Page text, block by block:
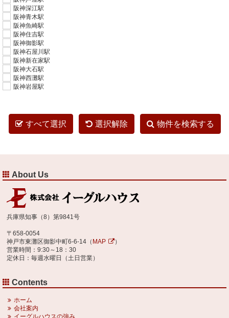
阪神深江駅
阪神青木駅
阪神魚崎駅
阪神住吉駅
阪神御影駅
阪神石屋川駅
阪神新在家駅
阪神大石駅
阪神西灘駅
阪神岩屋駅
すべて選択 選択解除 物件を検索する
About Us
兵庫県知事（8）第9841号
〒658-0054
神戸市東灘区御影中町6-6-14（ MAP
）
営業時間：9:30～18：30
定休日：毎週水曜日（土日営業）
Contents
ホーム
会社案内
イーグルハウスの強み